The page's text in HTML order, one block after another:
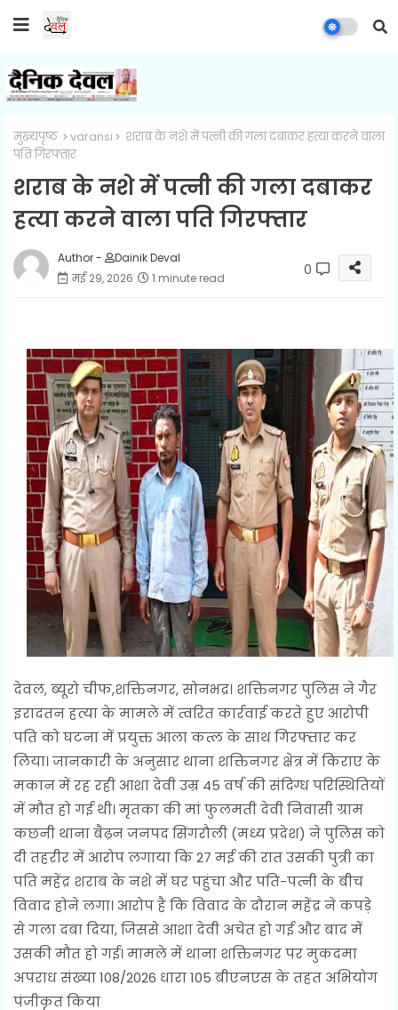
मुख्यपृष्ठ varansi
शराब के नशे में पत्नी की गला दबाकर हत्या करने वाला
पति गिरफ्तार
शराब के नशे में पत्नी की गला दबाकर
हत्या करने वाला पति गिरफ्तार
Author -
Dainik Deval
मई 29, 2026
1 minute read 0
देवल, ब्यूरो चीफ,शक्तिनगर, सोनभद्र। शक्तिनगर पुलिस ने गैर
इरादतन हत्या के मामले में त्वरित कार्रवाई करते हुए आरोपी
पति को घटना में प्रयुक्त आला कत्ल के साथ गिरफ्तार कर
लिया। जानकारी के अनुसार थाना शक्तिनगर क्षेत्र में किराए के
मकान में रह रही आशा देवी उम्र 45 वर्ष की संदिग्ध परिस्थितियों
में मौत हो गई थी। मृतका की मां फुलमती देवी निवासी ग्राम
कछनी थाना बैढ़न जनपद सिंगरौली (मध्य प्रदेश) ने पुलिस को
दी तहरीर में आरोप लगाया कि 27 मई की रात उसकी पुत्री का
पति महेंद्र शराब के नशे में घर पहुंचा और पति-पत्नी के बीच
विवाद होने लगा। आरोप है कि विवाद के दौरान महेंद्र ने कपड़े
से गला दबा दिया, जिससे आशा देवी अचेत हो गई और बाद में
उसकी मौत हो गई। मामले में थाना शक्तिनगर पर मुकदमा
अपराध संख्या 108/2026 धारा 105 बीएनएस के तहत अभियोग
पंजीकृत किया